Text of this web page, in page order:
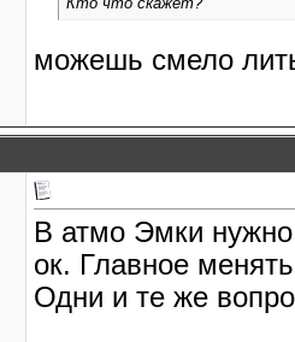
можешь смело
В атмо Эмки
ок. Главное
Одни и те же